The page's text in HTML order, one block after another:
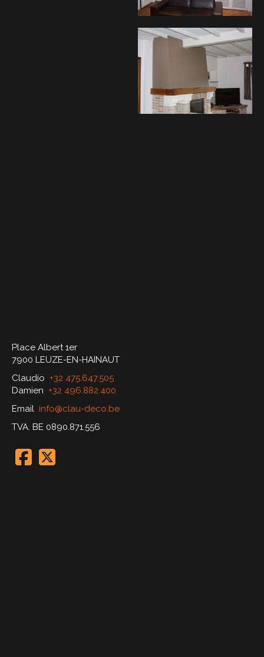
Place Albert 1er
7900 LEUZE-EN-HAINAUT
Claudio +32 475.647.505
Damien +32 496.882.400
Email info@clau-deco.be
TVA. BE 0890.871.556